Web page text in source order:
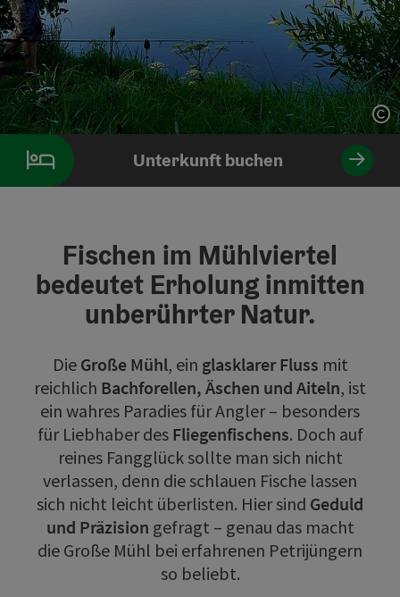
Unterkunft buchen
Fischen im Mühlviertel
bedeutet Erholung inmitten
unberührter Natur.
Die Große Mühl, ein glasklarer Fluss mit
reichlich Bachforellen, Äschen und Aiteln, ist
ein wahres Paradies für Angler – besonders
für Liebhaber des Fliegenfischens. Doch auf
reines Fangglück sollte man sich nicht
verlassen, denn die schlauen Fische lassen
sich nicht leicht überlisten. Hier sind Geduld
und Präzision gefragt – genau das macht
die Große Mühl bei erfahrenen Petrijüngern
so beliebt.